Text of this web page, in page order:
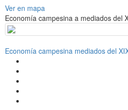
Ver en mapa
Economía campesina a mediados del
Economía campesina mediados del